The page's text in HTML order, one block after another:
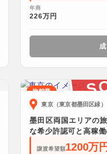
年商
226万円
旅館業
東京（東京都墨田区緑）
墨田区両国エリアの
な希少許認可と高稼
譲渡希望額1200万円